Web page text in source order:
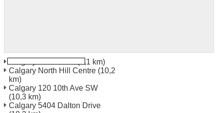
(6,1 km)
Calgary North Hill Centre (10,2
km)
Calgary 120 10th Ave SW
(10,3 km)
Calgary 5404 Dalton Drive